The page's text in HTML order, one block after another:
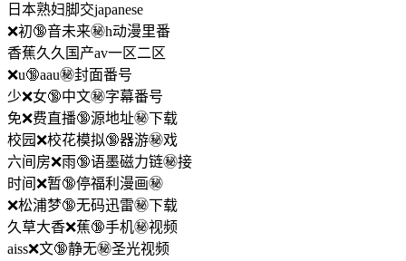
日本熟妇脚交japanese
❌初🔞音未来㊙️h动漫里番
香蕉久久国产av一区二区
❌u🔞aau㊙️封面番号
少❌女🔞中文㊙️字幕番号
免❌费直播🔞源地址㊙️下载
校园❌校花模拟🔞器游㊙️戏
六间房❌雨🔞语墨磁力链㊙️接
时间❌暂🔞停福利漫画㊙️
❌松浦梦🔞无码迅雷㊙️下载
久草大香❌蕉🔞手机㊙️视频
aiss❌文🔞静无㊙️圣光视频